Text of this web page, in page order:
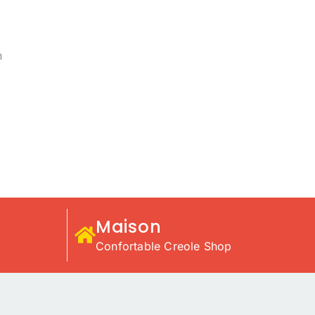
Maison
Confortable Creole Shop